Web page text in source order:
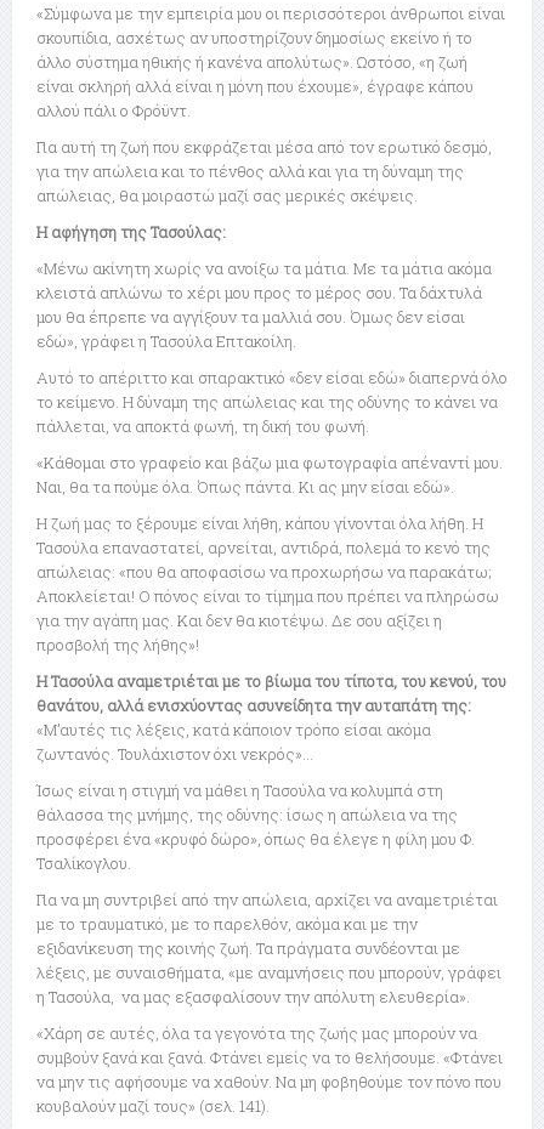
«Σύμφωνα με την εμπειρία μου οι περισσότεροι άνθρωποι είναι
σκουπίδια, ασχέτως αν υποστηρίζουν δημοσίως εκείνο ή το
άλλο σύστημα ηθικής ή κανένα απολύτως». Ωστόσο, «η ζωή
είναι σκληρή αλλά είναι η μόνη που έχουμε», έγραφε κάπου
αλλού πάλι ο Φρόϋντ.
Για αυτή τη ζωή που εκφράζεται μέσα από τον ερωτικό δεσμό,
για την απώλεια και το πένθος αλλά και για τη δύναμη της
απώλειας, θα μοιραστώ μαζί σας μερικές σκέψεις.
Η αφήγηση της Τασούλας:
«Μένω ακίνητη χωρίς να ανοίξω τα μάτια. Με τα μάτια ακόμα
κλειστά απλώνω το χέρι μου προς το μέρος σου. Τα δάχτυλά
μου θα έπρεπε να αγγίξουν τα μαλλιά σου. Όμως δεν είσαι
εδώ», γράφει η Τασούλα Επτακοίλη.
Αυτό το απέριττο και σπαρακτικό «δεν είσαι εδώ» διαπερνά όλο
το κείμενο. Η δύναμη της απώλειας και της οδύνης το κάνει να
πάλλεται, να αποκτά φωνή, τη δική του φωνή.
«Κάθομαι στο γραφείο και βάζω μια φωτογραφία απέναντί μου.
Ναι, θα τα πούμε όλα. Όπως πάντα. Κι ας μην είσαι εδώ».
Η ζωή μας το ξέρουμε είναι λήθη, κάπου γίνονται όλα λήθη. Η
Τασούλα επαναστατεί, αρνείται, αντιδρά, πολεμά το κενό της
απώλειας: «που θα αποφασίσω να προχωρήσω να παρακάτω;
Αποκλείεται! Ο πόνος είναι το τίμημα που πρέπει να πληρώσω
για την αγάπη μας. Και δεν θα κιοτέψω. Δε σου αξίζει η
προσβολή της λήθης»!
Η Τασούλα αναμετριέται με το βίωμα του τίποτα, του κενού, του
θανάτου, αλλά ενισχύοντας ασυνείδητα την αυταπάτη της:
«Μ’αυτές τις λέξεις, κατά κάποιον τρόπο είσαι ακόμα
ζωντανός. Τουλάχιστον όχι νεκρός»…
Ίσως είναι η στιγμή να μάθει η Τασούλα να κολυμπά στη
θάλασσα της μνήμης, της οδύνης: ίσως η απώλεια να της
προσφέρει ένα «κρυφό δώρο», όπως θα έλεγε η φίλη μου Φ.
Τσαλίκογλου.
Για να μη συντριβεί από την απώλεια, αρχίζει να αναμετριέται
με το τραυματικό, με το παρελθόν, ακόμα και με την
εξιδανίκευση της κοινής ζωή. Τα πράγματα συνδέονται με
λέξεις, με συναισθήματα, «με αναμνήσεις που μπορούν, γράφει
η Τασούλα, να μας εξασφαλίσουν την απόλυτη ελευθερία».
«Χάρη σε αυτές, όλα τα γεγονότα της ζωής μας μπορούν να
συμβούν ξανά και ξανά. Φτάνει εμείς να το θελήσουμε. «Φτάνει
να μην τις αφήσουμε να χαθούν. Να μη φοβηθούμε τον πόνο που
κουβαλούν μαζί τους» (σελ. 141).